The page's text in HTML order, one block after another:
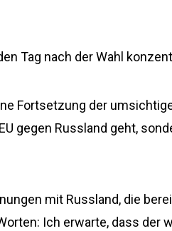
Tag nach der Wahl
Fortsetzung der
gegen Russland geht,
mit Russland, die
Ich erwarte, dass der